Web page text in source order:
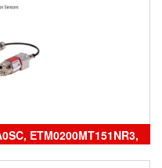
ETM0200MT151NR3,
vietnam, cảm